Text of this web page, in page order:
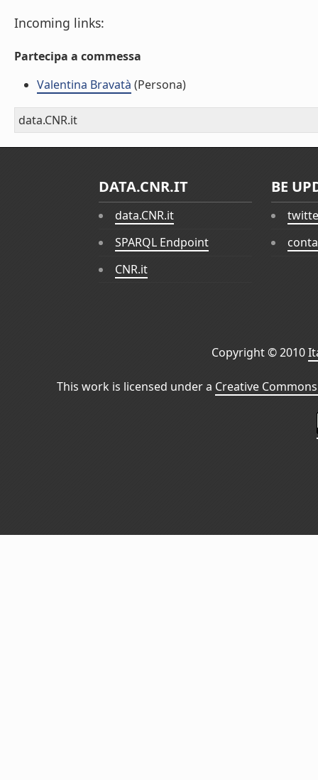
Incoming links:
Partecipa a commessa
Valentina Bravatà (Persona)
data.CNR.it
DATA.CNR.IT
data.CNR.it
SPARQL Endpoint
CNR.it
BE
Copyright © 2010
This work is licensed under a Creative